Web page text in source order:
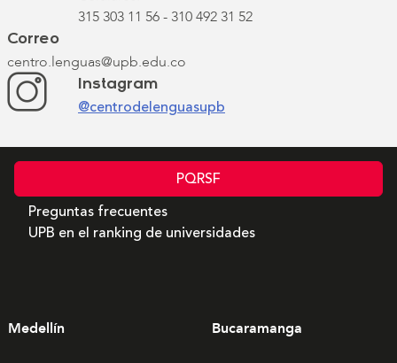
315 303 11 56 - 310 492 31 52
Correo
centro.lenguas@upb.edu.co
Instagram
@centrodelenguasupb
PQRSF
Preguntas frecuentes
UPB en el ranking de universidades
Medellín Bucaramanga